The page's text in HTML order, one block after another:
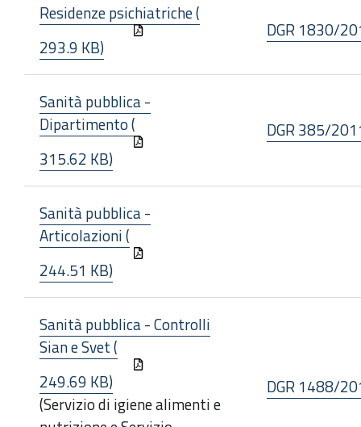
Residenze psichiatriche (
293.9 KB)
DGR 1830/
Sanità pubblica -
Dipartimento (
315.62 KB)
DGR 385/
Sanità pubblica -
Articolazioni (
244.51 KB)
Sanità pubblica - Controlli
Sian e Svet (
249.69 KB)
(Servizio di igiene alimenti e
DGR 1488/